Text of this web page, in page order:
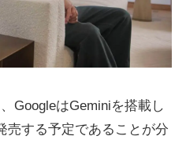
GoogleはGeminiを搭載し
売する予定であることが分